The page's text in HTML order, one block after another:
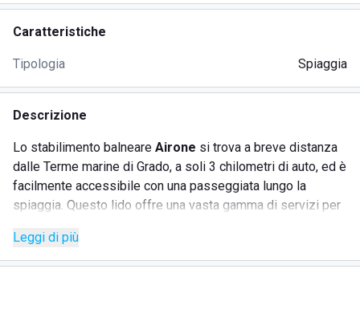
Caratteristiche
Tipologia Spiaggia
Descrizione
Lo stabilimento balneare Airone si trova a breve distanza
dalle Terme marine di Grado, a soli 3 chilometri di auto, ed è
facilmente accessibile con una passeggiata lungo la
spiaggia. Questo lido offre una vasta gamma di servizi per
ai lettini e ombrelloni, è possibile noleggiare canoe e
pedalò, e la presenza di bagnini assicura sicurezza per tutti
Leggi di più